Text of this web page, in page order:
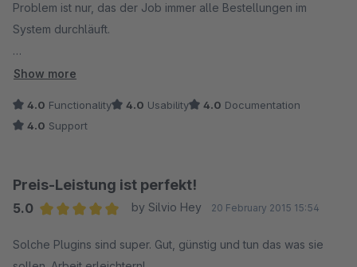
Problem ist nur, das der Job immer alle Bestellungen im
System durchläuft.
Stellt man also z.B. ein:
abgeschlossen und komplett bezahlt ist, dann schickt er allen
Kunden eine Email, wo die Bestellung diesen Status hat.
Hier sollte m.E. abgefragt und per Standard definiert werden,
sollen.
Show more
4.0 Functionality 4.0 Usability 4.0 Documentation
4.0 Support
Preis-Leistung ist perfekt!
5.0
by Silvio Hey 20 February 2015 15:54
Solche Plugins sind super. Gut, günstig und tun das was sie